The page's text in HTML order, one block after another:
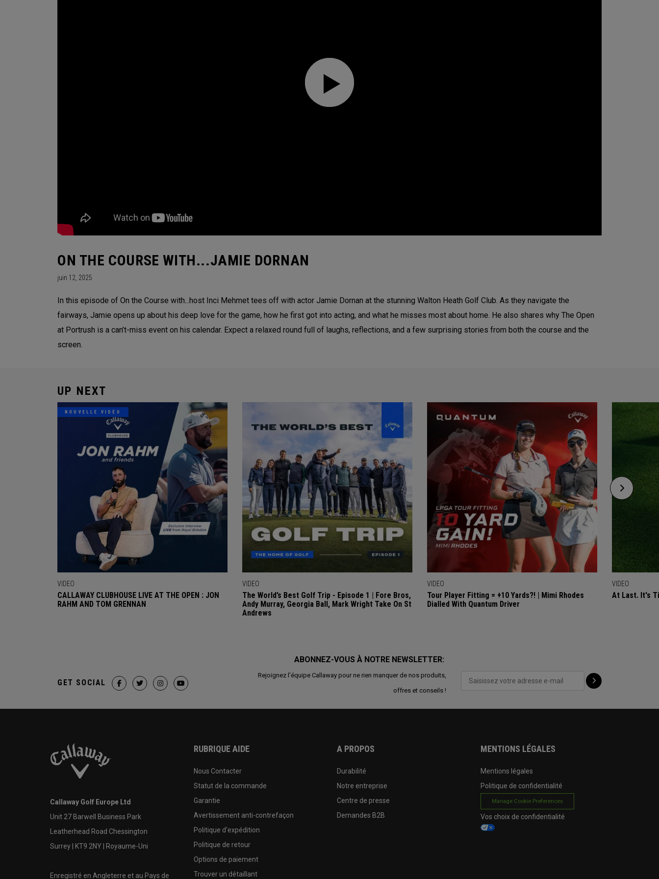
ON THE COURSE WITH...JAMIE DORNAN
juin 12, 2025
In this episode of On the Course with...host Inci Mehmet tees off with actor Jamie Dornan at the stunning Walton Heath Golf Club. As they navigate the
fairways, Jamie opens up about his deep love for the game, how he first got into acting, and what he misses most about home. He also shares why The Open
at Portrush is a can’t-miss event on his calendar. Expect a relaxed round full of laughs, reflections, and a few surprising stories from both the course and the
screen.
UP NEXT
NOUVELLE VIDÉO
VIDEO
CALLAWAY CLUBHOUSE LIVE AT THE OPEN : JON
RAHM AND TOM GRENNAN
VIDEO
The World’s Best Golf Trip - Episode 1 | Fore Bros,
Andy Murray, Georgia Ball, Mark Wright Take On St
Andrews
VIDEO
Tour Player Fitting = +10 Yards?! | Mimi Rhodes
Dialled With Quantum Driver
VIDEO
At Last. It's
ABONNEZ-VOUS À NOTRE NEWSLETTER:
Rejoignez l'équipe Callaway pour ne rien manquer de nos produits,
offres et conseils !
GET SOCIAL
Callaway Golf Europe Ltd
Unit 27 Barwell Business Park
Leatherhead Road Chessington
Surrey | KT9 2NY | Royaume-Uni
Enregistré en Angleterre et au Pays de
RUBRIQUE AIDE
Nous Contacter
Statut de la commande
Garantie
Avertissement anti-contrefaçon
Politique d'expédition
Politique de retour
Options de paiement
Trouver un détaillant
A PROPOS
Durabilité
Notre entreprise
Centre de presse
Demandes B2B
MENTIONS LÉGALES
Mentions légales
Politique de confidentialité
Manage Cookie Preferences
Vos choix de confidentialité